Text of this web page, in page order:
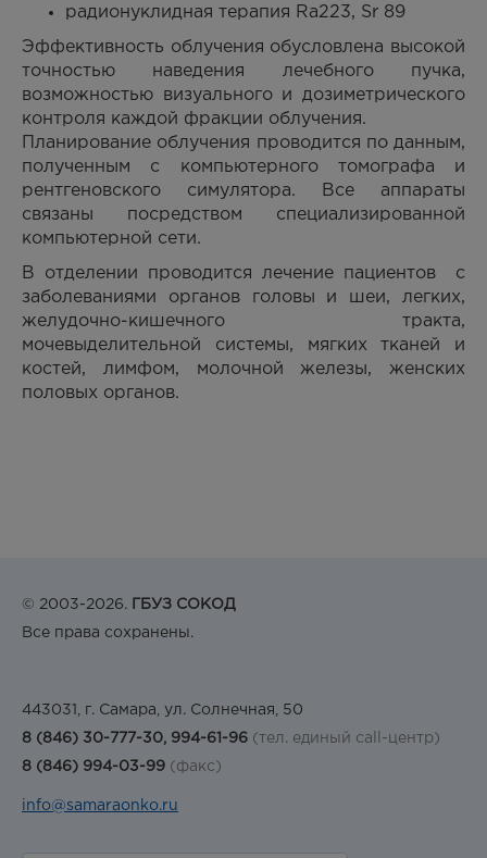
радионуклидная терапия Ra223, Sr 89
Эффективность облучения обусловлена высокой
точностью наведения лечебного пучка,
возможностью визуального и дозиметрического
контроля каждой фракции облучения.
Планирование облучения проводится по данным,
полученным с компьютерного томографа и
рентгеновского симулятора. Все аппараты
связаны посредством специализированной
компьютерной сети.
В отделении проводится лечение пациентов с
заболеваниями органов головы и шеи, легких,
желудочно-кишечного тракта,
мочевыделительной системы, мягких тканей и
костей, лимфом, молочной железы, женских
половых органов.
© 2003-2026. ГБУЗ СОКОД
Все права сохранены.
443031, г. Самара, ул. Солнечная, 50
8 (846) 30-777-30, 994-61-96 (тел. единый call-центр)
8 (846) 994-03-99 (факс)
info@samaraonko.ru